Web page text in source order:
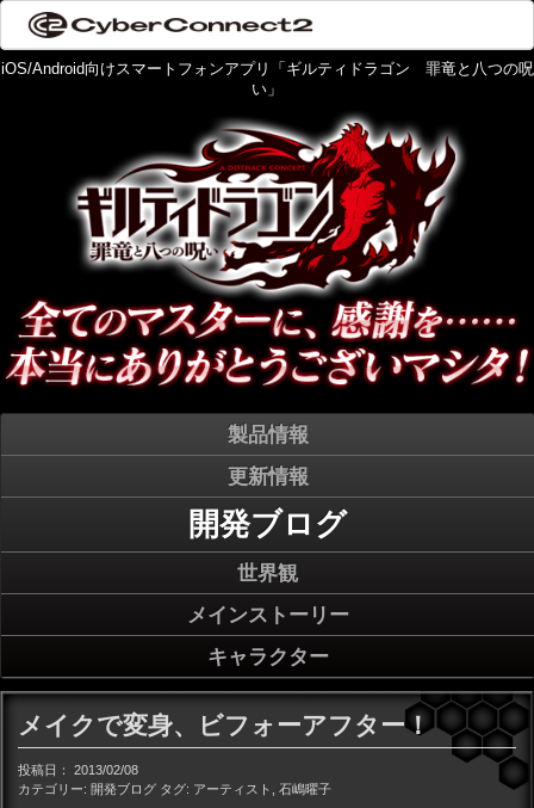
iOS/Android向けスマートフォンアプリ「ギルティドラゴン 罪竜と八つの呪
い」
製品情報
更新情報
開発ブログ
世界観
メインストーリー
キャラクター
メイクで変身、ビフォーアフター！
投稿日：
2013/02/08
カテゴリー: 開発ブログ タグ: アーティスト 石嶋曜子